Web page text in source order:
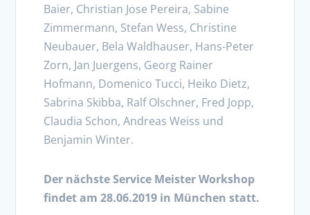
Baier, Christian Jose Pereira, Sabine
Zimmermann, Stefan Wess, Christine
Neubauer, Bela Waldhauser, Hans-Peter
Zorn, Jan Juergens, Georg Rainer
Hofmann, Domenico Tucci, Heiko Dietz,
Sabrina Skibba, Ralf Olschner, Fred Jopp,
Claudia Schon, Andreas Weiss und
Benjamin Winter.
Der nächste Service Meister Workshop
findet am 28.06.2019 in München statt.